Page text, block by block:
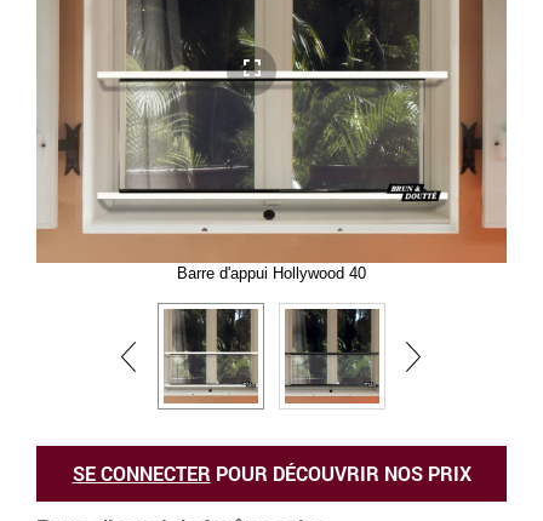
Barre d'appui Hollywood 40
SE CONNECTER POUR DÉCOUVRIR NOS PRIX